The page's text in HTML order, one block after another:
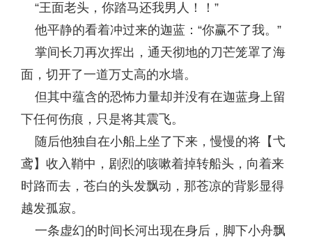
“王面老头，你踏马还我男人！！”
他平静的看着冲过来的迦蓝：“你赢不了我。”
掌间长刀再次挥出，通天彻地的刀芒笼罩了海
面，切开了一道万丈高的水墙。
但其中蕴含的恐怖力量却并没有在迦蓝身上留
下任何伤痕，只是将其震飞。
随后他独自在小船上坐了下来，慢慢的将【弋
鸢】收入鞘中，剧烈的咳嗽着掉转船头，向着来
时路而去，苍白的头发飘动，那苍凉的背影显得
越发孤寂。
一条虚幻的时间长河出现在身后，脚下小舟飘